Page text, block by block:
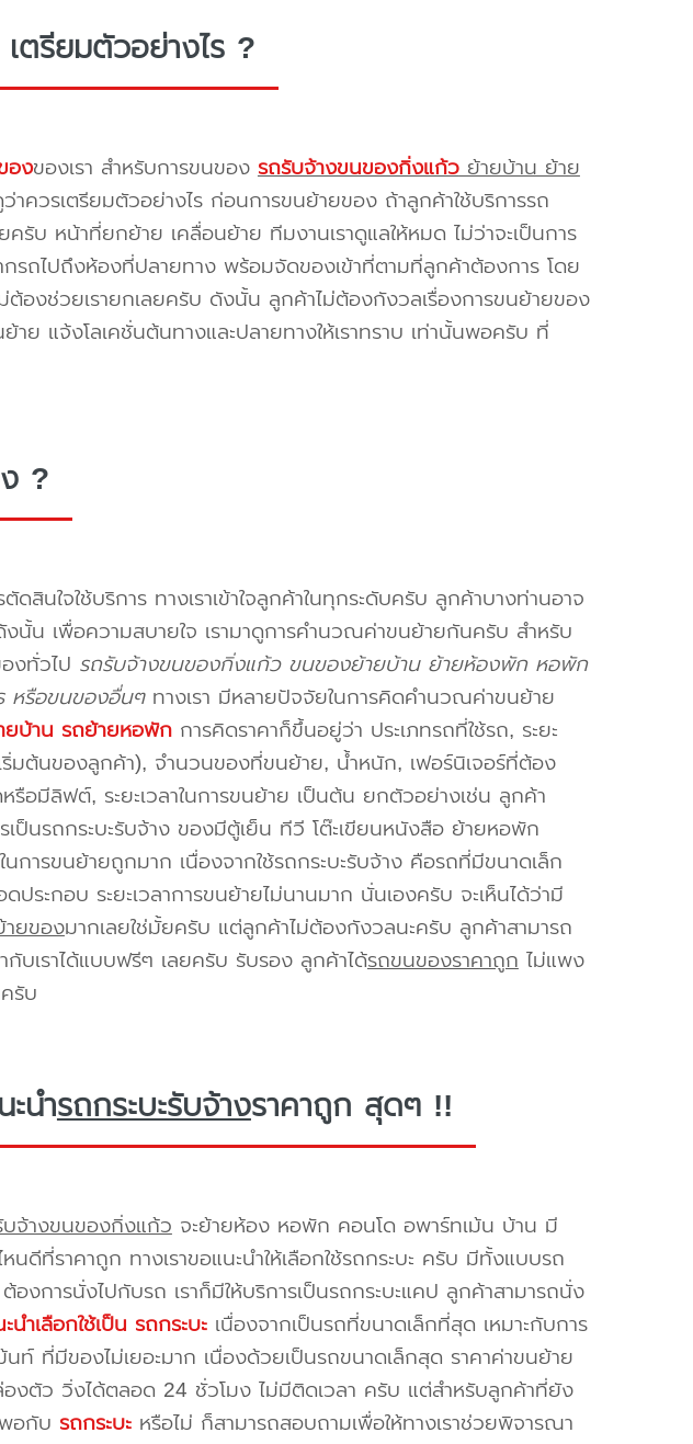
ตรียมตัวอย่างไร ?
องของเรา สำหรับการขนของ รถรับจ้างขนของกิ่งแก้วย้ายบ้าน ย้าย
าควรเตรียมตัวอย่างไร ก่อนการขนย้ายของ ถ้าลูกค้าใช้บริการรถ
ครับ หน้าที่ยกย้าย เคลื่อนย้าย ทีมงานเราดูแลให้หมด ไม่ว่าจะเป็นการ
ถไปถึงห้องที่ปลายทาง พร้อมจัดของเข้าที่ตามที่ลูกค้าต้องการ โดย
องช่วยเรายกเลยครับ ดังนั้น ลูกค้าไม่ต้องกังวลเรื่องการขนย้ายของ
ย แจ้งโลเคชั่นต้นทางและปลายทางให้เราทราบ เท่านั้นพอครับ ที่
?
ดสินใจใช้บริการ ทางเราเข้าใจลูกค้าในทุกระดับครับ ลูกค้าบางท่านอาจ
นั้น เพื่อความสบายใจ เรามาดูการคำนวณค่าขนย้ายกันครับ สำหรับ
งทั่วไป รถรับจ้างขนของกิ่งแก้ว ขนของย้ายบ้าน ย้ายห้องพัก หอพัก
หรือขนของอื่นๆทางเรา มีหลายปัจจัยในการคิดคำนวณค่าขนย้าย
ยบ้าน รถย้ายหอพักการคิดราคาก็ขึ้นอยู่ว่า ประเภทรถที่ใช้รถ, ระยะ
มต้นของลูกค้า), จำนวนของที่ขนย้าย, น้ำหนัก, เฟอร์นิเจอร์ที่ต้อง
อมีลิฟต์, ระยะเวลาในการขนย้าย เป็นต้น ยกตัวอย่างเช่น ลูกค้า
เป็นรถกระบะรับจ้าง ของมีตู้เย็น ทีวี โต๊ะเขียนหนังสือ ย้ายหอพัก
ารขนย้ายถูกมาก เนื่องจากใช้รถกระบะรับจ้าง คือรถที่มีขนาดเล็ก
ะกอบ ระยะเวลาการขนย้ายไม่นานมาก นั่นเองครับ จะเห็นได้ว่ามี
ายของมากเลยใช่มั้ยครับ แต่ลูกค้าไม่ต้องกังวลนะครับ ลูกค้าสามารถ
กับเราได้แบบฟรีๆ เลยครับ รับรอง ลูกค้าได้รถขนของราคาถูกไม่แพง
รับ
นำรถกระบะรับจ้างราคาถูก สุดๆ !!
จ้างขนของกิ่งแก้วจะย้ายห้อง หอพัก คอนโด อพาร์ทเม้น บ้าน มี
หนดีที่ราคาถูก ทางเราขอแนะนำให้เลือกใช้รถกระบะ ครับ มีทั้งแบบรถ
งการนั่งไปกับรถ เราก็มีให้บริการเป็นรถกระบะแคป ลูกค้าสามารถนั่ง
ะนำเลือกใช้เป็น รถกระบะเนื่องจากเป็นรถที่ขนาดเล็กที่สุด เหมาะกับการ
ที่มีของไม่เยอะมาก เนื่องด้วยเป็นรถขนาดเล็กสุด ราคาค่าขนย้าย
ตัว วิ่งได้ตลอด 24 ชั่วโมง ไม่มีติดเวลา ครับ แต่สำหรับลูกค้าที่ยัง
อกับ รถกระบะหรือไม่ ก็สามารถสอบถามเพื่อให้ทางเราช่วยพิจารณา